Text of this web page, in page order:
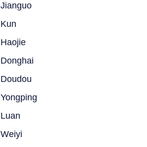
Jianguo
Kun
Haojie
Donghai
Doudou
Yongping
Luan
Weiyi